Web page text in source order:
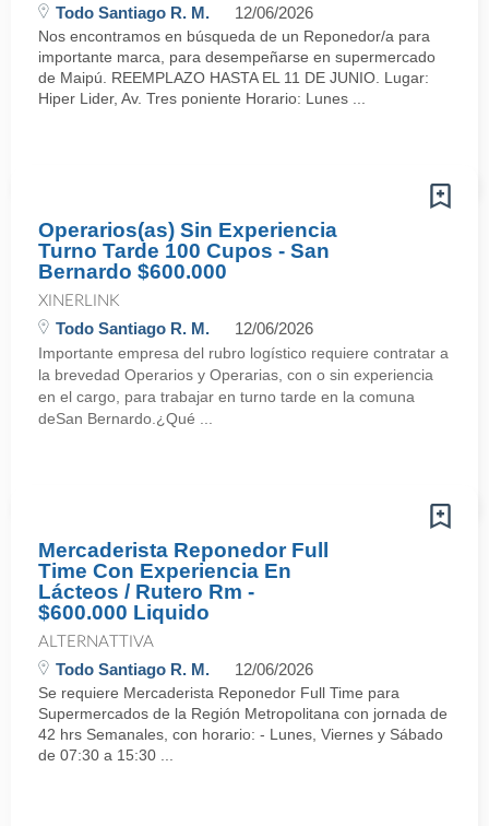
Todo Santiago R. M. 12/06/2026
Nos encontramos en búsqueda de un Reponedor/a para
importante marca, para desempeñarse en supermercado
de Maipú. REEMPLAZO HASTA EL 11 DE JUNIO. Lugar:
Hiper Lider, Av. Tres poniente Horario: Lunes ...
Operarios(as) Sin Experiencia
Turno Tarde 100 Cupos - San
Bernardo $600.000
XINERLINK
Todo Santiago R. M. 12/06/2026
Importante empresa del rubro logístico requiere contratar a
la brevedad Operarios y Operarias, con o sin experiencia
en el cargo, para trabajar en turno tarde en la comuna
deSan Bernardo.¿Qué ...
Mercaderista Reponedor Full
Time Con Experiencia En
Lácteos / Rutero Rm -
$600.000 Liquido
ALTERNATTIVA
Todo Santiago R. M. 12/06/2026
Se requiere Mercaderista Reponedor Full Time para
Supermercados de la Región Metropolitana con jornada de
42 hrs Semanales, con horario: - Lunes, Viernes y Sábado
de 07:30 a 15:30 ...